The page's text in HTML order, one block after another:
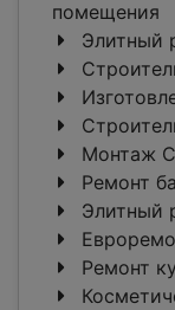
помещения
Элитный
Монтаж
Ремонт
Элитный
Ремонт